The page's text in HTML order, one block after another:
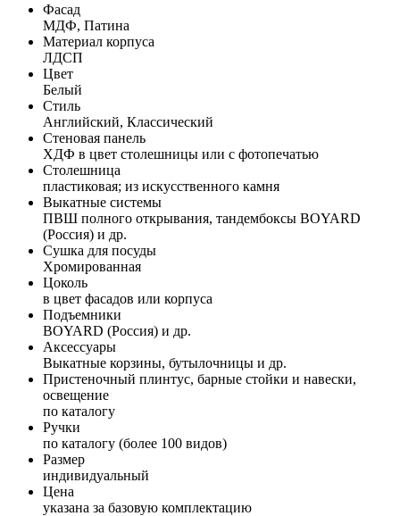
Фасад
МДФ, Патина
Материал корпуса
ЛДСП
Цвет
Белый
Стиль
Английский, Классический
Стеновая панель
ХДФ в цвет столешницы или с фотопечатью
Столешница
пластиковая; из искусственного камня
Выкатные системы
ПВШ полного открывания, тандембоксы BOYARD
(Россия) и др.
Сушка для посуды
Хромированная
Цоколь
в цвет фасадов или корпуса
Подъемники
BOYARD (Россия) и др.
Аксессуары
Выкатные корзины, бутылочницы и др.
Пристеночный плинтус, барные стойки и навески,
освещение
по каталогу
Ручки
по каталогу (более 100 видов)
Размер
индивидуальный
Цена
указана за базовую комплектацию